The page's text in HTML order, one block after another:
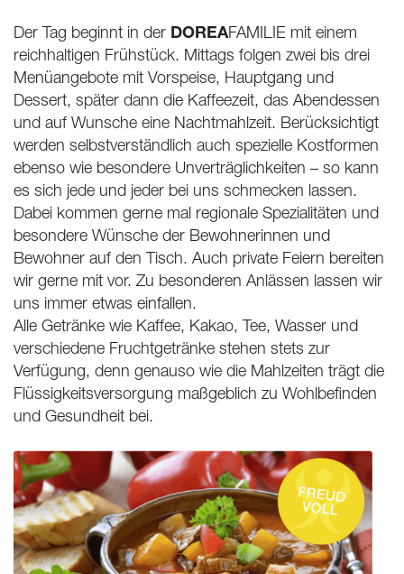
Der Tag beginnt in der DOREAFAMILIE mit einem
reichhaltigen Frühstück. Mittags folgen zwei bis drei
Menüangebote mit Vorspeise, Hauptgang und
Dessert, später dann die Kaffeezeit, das Abendessen
und auf Wunsche eine Nachtmahlzeit. Berücksichtigt
werden selbstverständlich auch spezielle Kostformen
ebenso wie besondere Unverträglichkeiten – so kann
es sich jede und jeder bei uns schmecken lassen.
Dabei kommen gerne mal regionale Spezialitäten und
besondere Wünsche der Bewohnerinnen und
Bewohner auf den Tisch. Auch private Feiern bereiten
wir gerne mit vor. Zu besonderen Anlässen lassen wir
uns immer etwas einfallen.
Alle Getränke wie Kaffee, Kakao, Tee, Wasser und
verschiedene Fruchtgetränke stehen stets zur
Verfügung, denn genauso wie die Mahlzeiten trägt die
Flüssigkeitsversorgung maßgeblich zu Wohlbefinden
und Gesundheit bei.